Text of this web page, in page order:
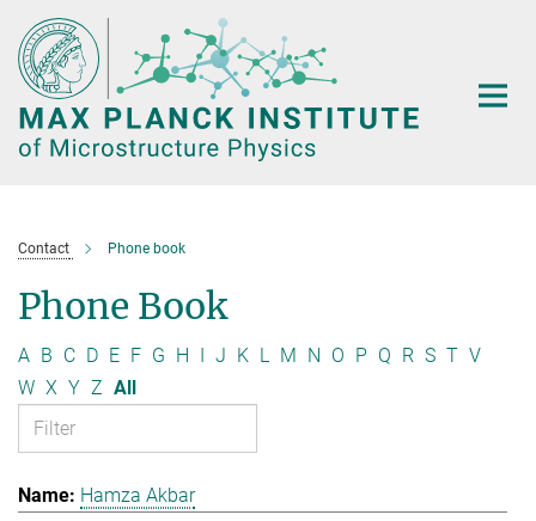
Main-
Content
Contact Phone book
Phone Book
A B C D E F G H I J K L M N O P Q R S T V
W X Y Z All
Hamza Akbar